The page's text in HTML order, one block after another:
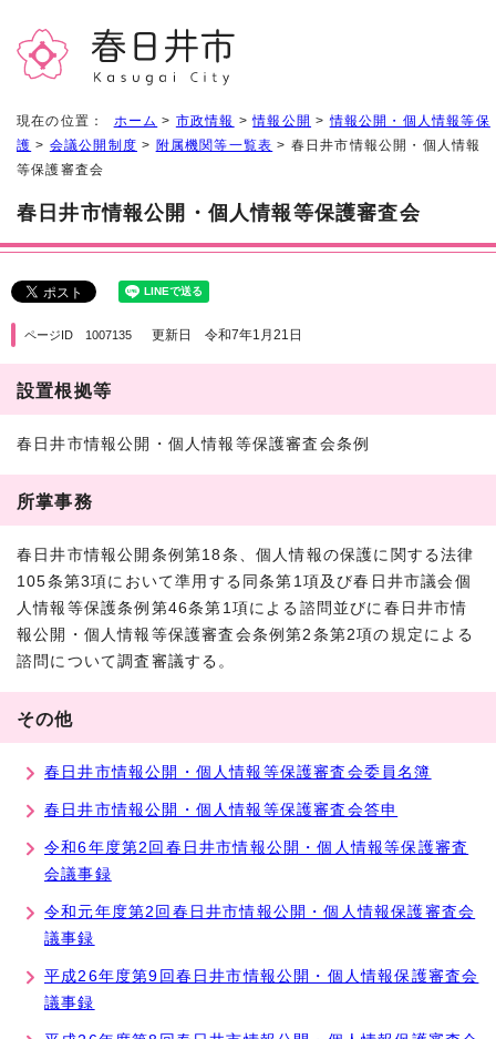
現在の位置： ホーム > 市政情報 >情報公開 >情報公開・個人情報等保
護 > 会議公開制度 > 附属機関等一覧表 > 春日井市情報公開・個人情報
等保護審査会
春日井市情報公開・個人情報等保護審査会
ページID 1007135 更新日 令和7年1月21日
設置根拠等
春日井市情報公開・個人情報等保護審査会条例
所掌事務
春日井市情報公開条例第18条、個人情報の保護に関する法律
105条第3項において準用する同条第1項及び春日井市議会個
人情報等保護条例第46条第1項による諮問並びに春日井市情
報公開・個人情報等保護審査会条例第2条第2項の規定による
諮問について調査審議する。
その他
春日井市情報公開・個人情報等保護審査会委員名簿
春日井市情報公開・個人情報等保護審査会答申
令和6年度第2回春日井市情報公開・個人情報等保護審査
会議事録
令和元年度第2回春日井市情報公開・個人情報保護審査会
議事録
平成26年度第9回春日井市情報公開・個人情報保護審査会
議事録